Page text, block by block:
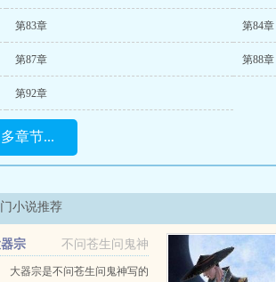
第83章 第84章
第87章 第88章
第92章
章节...
小说推荐
不问苍生问鬼神
宗
大器宗是不问苍生问鬼神写的